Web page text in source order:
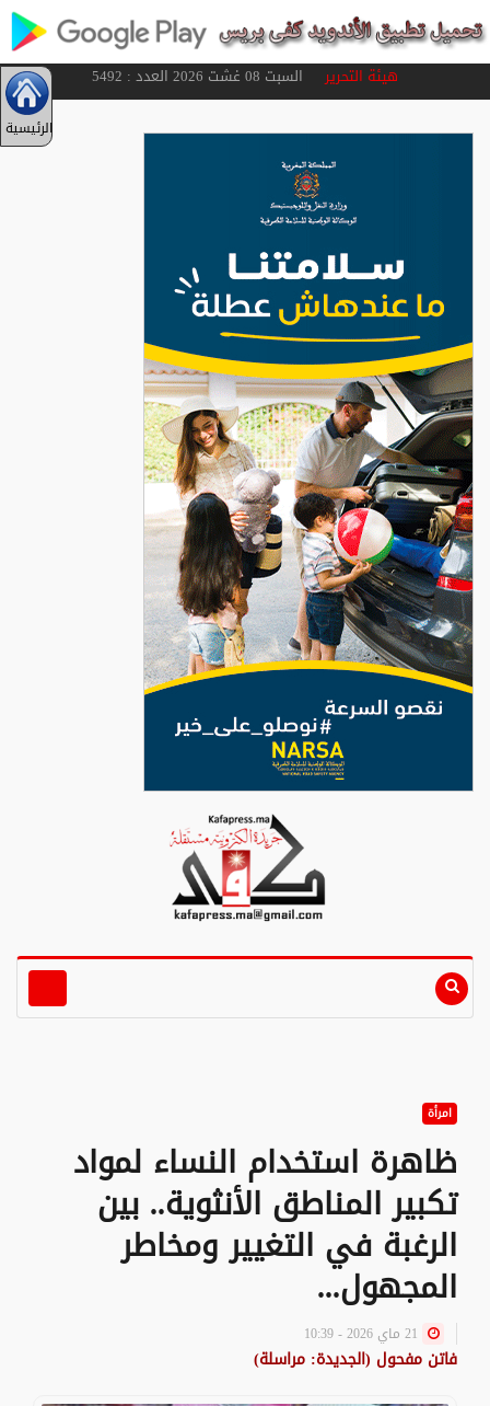
هيئة التحريرالسبت 08 غشت 2026 العدد : 5492
الرئيسية
امرأة
ظاهرة استخدام النساء لمواد
تكبير المناطق الأنثوية.. بين
الرغبة في التغيير ومخاطر
المجهول...
فاتن مفحول (الجديدة: مراسلة)